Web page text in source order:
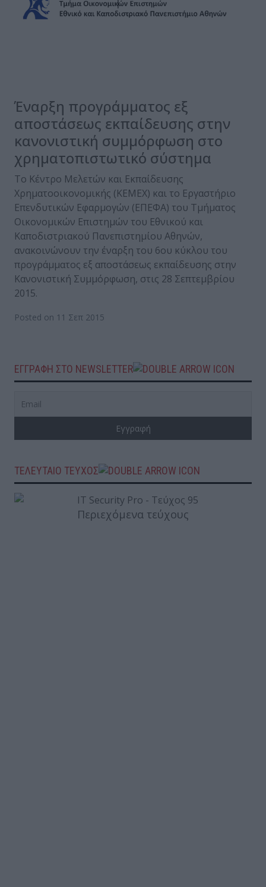
Έναρξη προγράμματος εξ
αποστάσεως εκπαίδευσης στην
κανονιστική συμμόρφωση στο
χρηματοπιστωτικό σύστημα
Το Κέντρο Μελετών και Εκπαίδευσης
Χρηματοοικονομικής (ΚΕΜΕΧ) και το Εργαστήριο
Επενδυτικών Εφαρμογών (ΕΠΕΦΑ) του Τμήματος
Οικονομικών Επιστημών του Εθνικού και
Καποδιστριακού Πανεπιστημίου Αθηνών,
ανακοινώνουν την έναρξη του 6ου κύκλου του
προγράμματος εξ αποστάσεως εκπαίδευσης στην
Κανονιστική Συμμόρφωση, στις 28 Σεπτεμβρίου
2015.
Posted on 11 Σεπ 2015
ΕΓΓΡΑΦΗ ΣΤΟ NEWSLETTER
ΤΕΛΕΥΤΑΙΟ ΤΕΥΧΟΣ
Περιεχόμενα τεύχους